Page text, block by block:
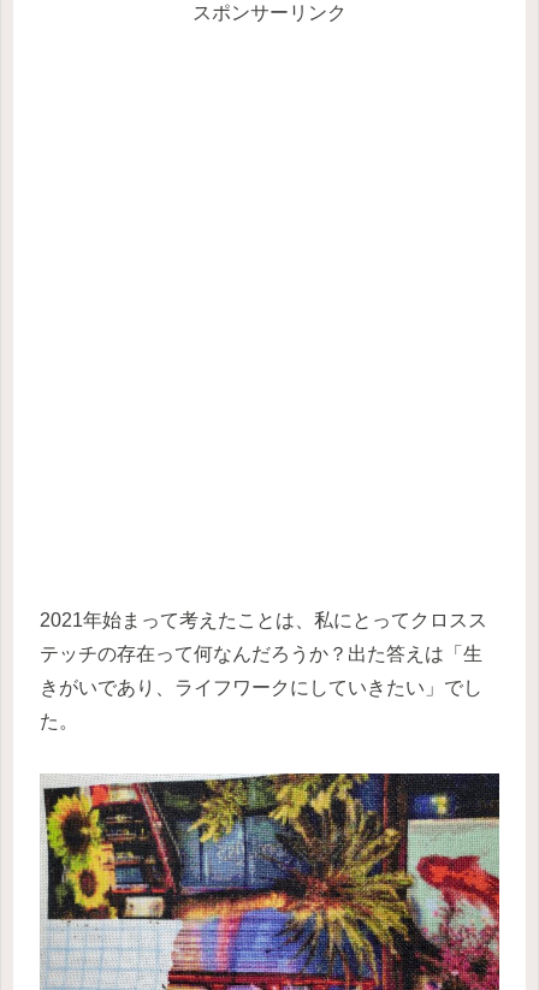
スポンサーリンク
2021年始まって考えたことは、私にとってクロスス
テッチの存在って何なんだろうか？出た答えは「生
きがいであり、ライフワークにしていきたい」でし
た。